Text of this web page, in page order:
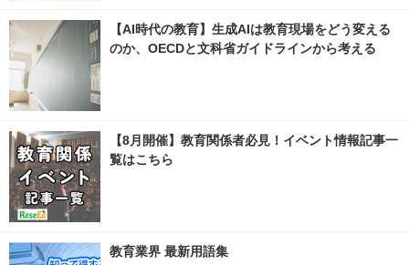
【AI時代の教育】生成AIは教育現場をどう変える
のか、OECDと文科省ガイドラインから考える
【8月開催】教育関係者必見！イベント情報記事一
覧はこちら
教育業界 最新用語集